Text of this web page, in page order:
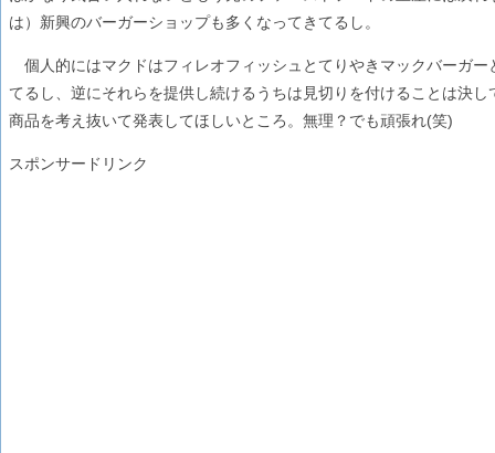
は）新興のバーガーショップも多くなってきてるし。
個人的にはマクドはフィレオフィッシュとてりやきマックバーガ
てるし、逆にそれらを提供し続けるうちは見切りを付けることは決
商品を考え抜いて発表してほしいところ。無理？でも頑張れ(笑)
スポンサードリンク